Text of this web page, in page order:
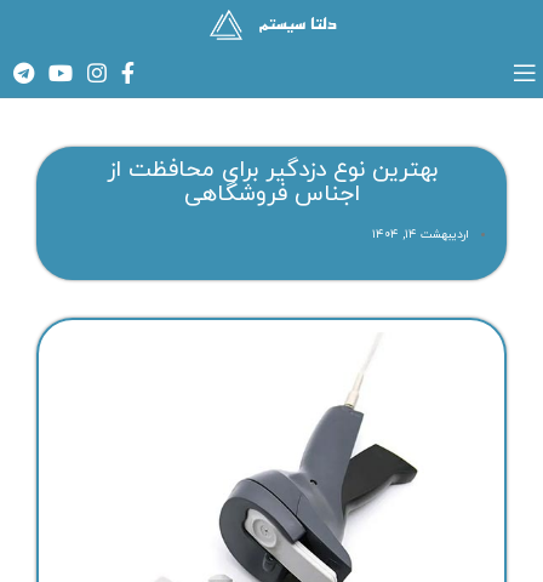
بهترین نوع دزدگیر برای محافظت از
اجناس فروشگاهی
اردیبهشت ۱۴, ۱۴۰۴